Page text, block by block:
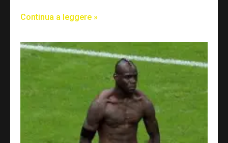
Continua a leggere »